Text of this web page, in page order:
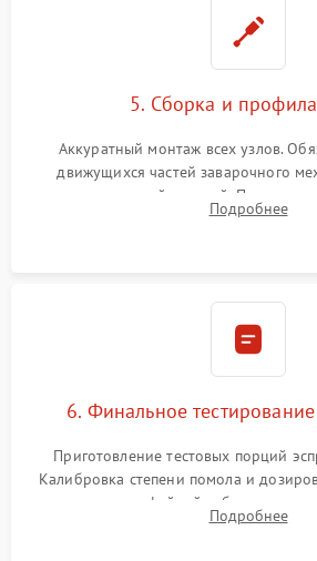
5. Сборка и
Аккуратный монтаж всех узлов.
движущихся частей заварочного
силиконовой смазкой.
декальцинации и очистки системы
Подробнее
6. Финальное
Приготовление тестовых порций
Калибровка степени помола и
плотности кофейной таблетки,
качества молочной пены. Контроль
Подробнее